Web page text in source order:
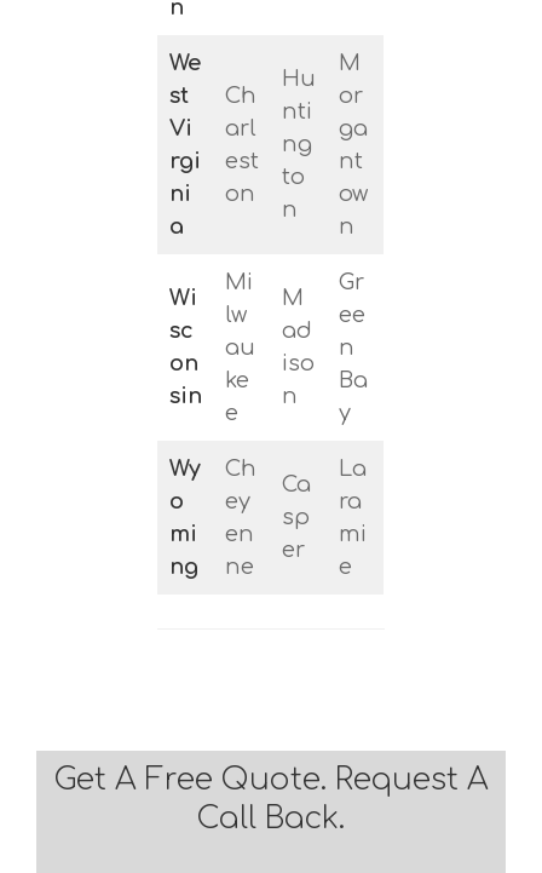
n
We
st
Vi
rgi
ni
a
Ch
arl
est
on
Hu
nti
ng
to
n
M
or
ga
nt
ow
n
Wi
sc
on
sin
Mi
lw
au
ke
e
M
ad
iso
n
Gr
ee
n
Ba
y
Wy
o
mi
ng
Ch
ey
en
ne
Ca
sp
er
La
ra
mi
e
Get A Free Quote. Request A
Call Back.